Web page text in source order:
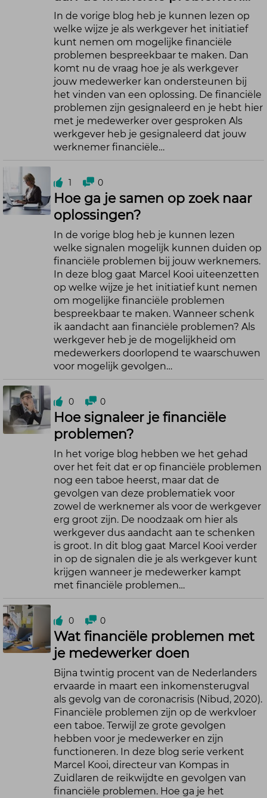
In de vorige blog heb je kunnen lezen op
welke wijze je als werkgever het initiatief
kunt nemen om mogelijke financiële
problemen bespreekbaar te maken. Dan
komt nu de vraag hoe je als werkgever
jouw medewerker kan ondersteunen bij
het vinden van een oplossing. De financiële
problemen zijn gesignaleerd en je hebt hier
met je medewerker over gesproken Als
werkgever heb je gesignaleerd dat jouw
werknemer financiële…
1 0
Hoe ga je samen op zoek naar
oplossingen?
In de vorige blog heb je kunnen lezen
welke signalen mogelijk kunnen duiden op
financiële problemen bij jouw werknemers.
In deze blog gaat Marcel Kooi uiteenzetten
op welke wijze je het initiatief kunt nemen
om mogelijke financiële problemen
bespreekbaar te maken. Wanneer schenk
ik aandacht aan financiële problemen? Als
werkgever heb je de mogelijkheid om
medewerkers doorlopend te waarschuwen
voor mogelijk gevolgen…
0 0
Hoe signaleer je financiële
problemen?
In het vorige blog hebben we het gehad
over het feit dat er op financiële problemen
nog een taboe heerst, maar dat de
gevolgen van deze problematiek voor
zowel de werknemer als voor de werkgever
erg groot zijn. De noodzaak om hier als
werkgever dus aandacht aan te schenken
is groot. In dit blog gaat Marcel Kooi verder
in op de signalen die je als werkgever kunt
krijgen wanneer je medewerker kampt
met financiële problemen…
0 0
Wat financiële problemen met
je medewerker doen
Bijna twintig procent van de Nederlanders
ervaarde in maart een inkomensterugval
als gevolg van de coronacrisis (Nibud, 2020).
Financiële problemen zijn op de werkvloer
een taboe. Terwijl ze grote gevolgen
hebben voor je medewerker en zijn
functioneren. In deze blog serie verkent
Marcel Kooi, directeur van Kompas in
Zuidlaren de reikwijdte en gevolgen van
financiële problemen. Hoe ga je het